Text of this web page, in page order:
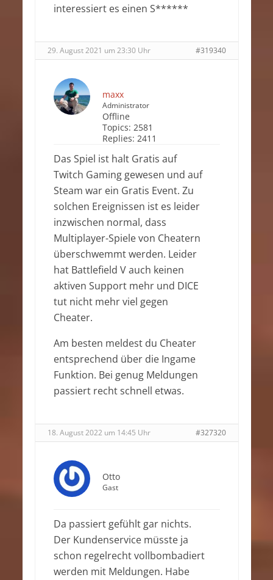
interessiert es einen S******
29. August 2021 um 23:30 Uhr #319340
maxx
Administrator
Offline
Topics: 2581
Replies: 2411
Das Spiel ist halt Gratis auf
Twitch Gaming gewesen und auf
Steam war ein Gratis Event. Zu
solchen Ereignissen ist es leider
inzwischen normal, dass
Multiplayer-Spiele von Cheatern
überschwemmt werden. Leider
hat Battlefield V auch keinen
aktiven Support mehr und DICE
tut nicht mehr viel gegen
Cheater.
Am besten meldest du Cheater
entsprechend über die Ingame
Funktion. Bei genug Meldungen
passiert recht schnell etwas.
18. August 2022 um 14:45 Uhr #327320
Otto
Gast
Da passiert gefühlt gar nichts.
Der Kundenservice müsste ja
schon regelrecht vollbombadiert
werden mit Meldungen. Habe